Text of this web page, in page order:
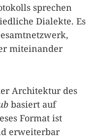
sprechen
Dialekte. Es
miteinander
Architektur des
basiert auf
Format ist
erweiterbar